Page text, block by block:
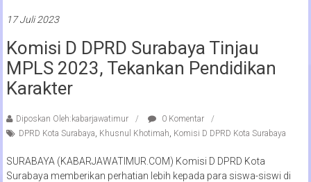
17 Juli 2023
Komisi D DPRD Surabaya Tinjau
MPLS 2023, Tekankan Pendidikan
Karakter
Diposkan Oleh:kabarjawatimur
0 Komentar
DPRD Kota Surabaya Khusnul Khotimah Komisi D DPRD Kota Surabaya
SURABAYA (KABARJAWATIMUR.COM) Komisi D DPRD Kota
Surabaya memberikan perhatian lebih kepada para siswa-siswi di